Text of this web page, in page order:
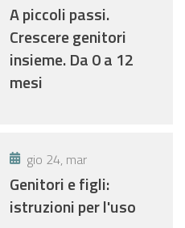
A piccoli passi.
Crescere genitori
insieme. Da 0 a 12
mesi
gio 24, mar
Genitori e figli:
istruzioni per l'uso